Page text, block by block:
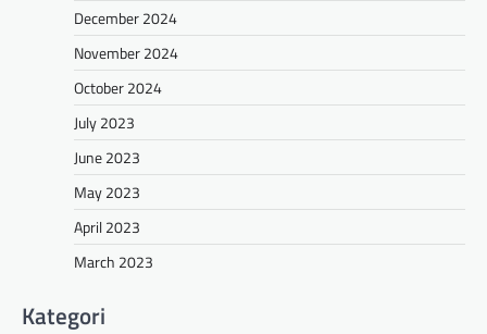
December 2024
November 2024
October 2024
July 2023
June 2023
May 2023
April 2023
March 2023
Kategori